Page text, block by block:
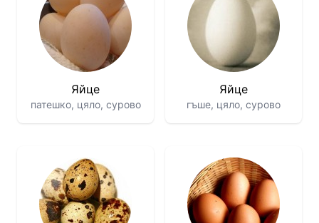
Яйце
патешко, цяло, сурово
Яйце
гъше, цяло, сурово